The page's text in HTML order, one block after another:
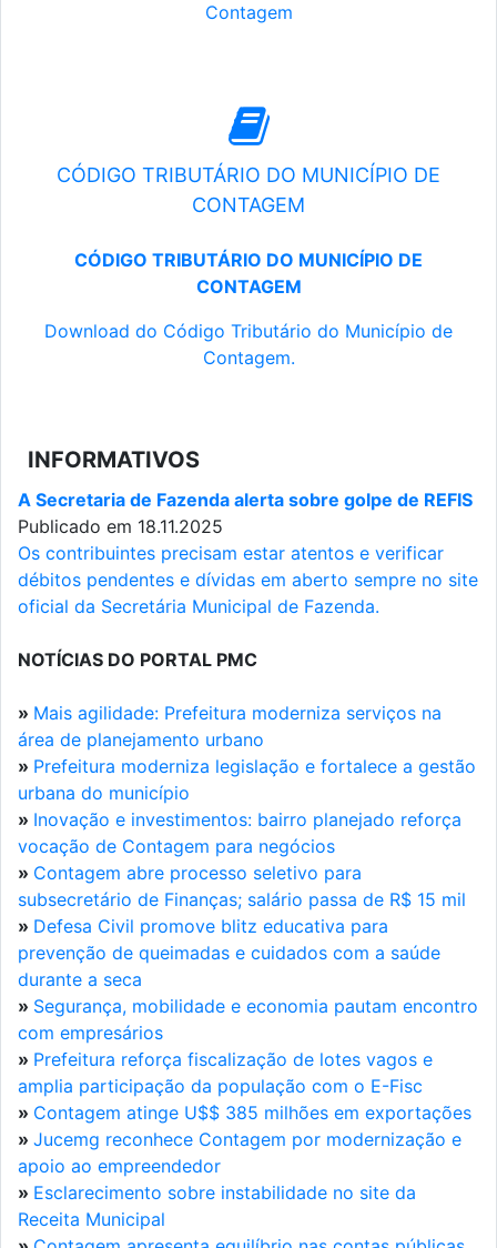
Contagem
CÓDIGO TRIBUTÁRIO DO MUNICÍPIO DE
CONTAGEM
CÓDIGO TRIBUTÁRIO DO MUNICÍPIO DE
CONTAGEM
Download do Código Tributário do Município de
Contagem.
INFORMATIVOS
A Secretaria de Fazenda alerta sobre golpe de REFIS
Publicado em 18.11.2025
Os contribuintes precisam estar atentos e verificar
débitos pendentes e dívidas em aberto sempre no site
oficial da Secretária Municipal de Fazenda.
NOTÍCIAS DO PORTAL PMC
» Mais agilidade: Prefeitura moderniza serviços na
área de planejamento urbano
» Prefeitura moderniza legislação e fortalece a gestão
urbana do município
» Inovação e investimentos: bairro planejado reforça
vocação de Contagem para negócios
» Contagem abre processo seletivo para
subsecretário de Finanças; salário passa de R$ 15 mil
» Defesa Civil promove blitz educativa para
prevenção de queimadas e cuidados com a saúde
durante a seca
» Segurança, mobilidade e economia pautam encontro
com empresários
» Prefeitura reforça fiscalização de lotes vagos e
amplia participação da população com o E-Fisc
» Contagem atinge U$$ 385 milhões em exportações
» Jucemg reconhece Contagem por modernização e
apoio ao empreendedor
» Esclarecimento sobre instabilidade no site da
Receita Municipal